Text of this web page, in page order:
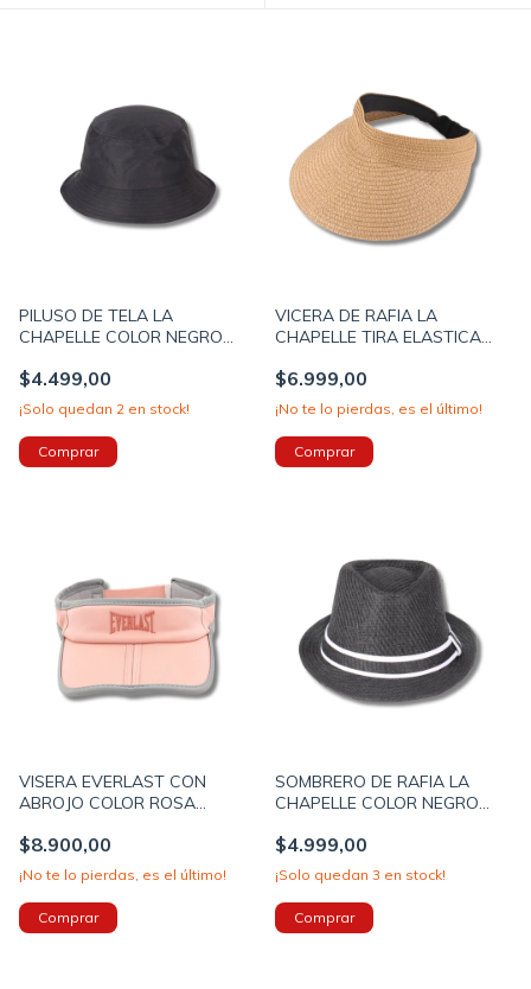
PILUSO DE TELA LA
CHAPELLE COLOR NEGRO
$4.499,00
¡Solo quedan 2 en stock!
VICERA DE RAFIA LA
CHAPELLE TIRA ELASTICA
(12UO7465D)
$6.999,00
¡No te lo pierdas, es el último!
VISERA EVERLAST CON
ABROJO COLOR ROSA
$8.900,00
¡No te lo pierdas, es el último!
SOMBRERO DE RAFIA LA
CHAPELLE COLOR NEGRO
(12UO7509A)
$4.999,00
¡Solo quedan 3 en stock!